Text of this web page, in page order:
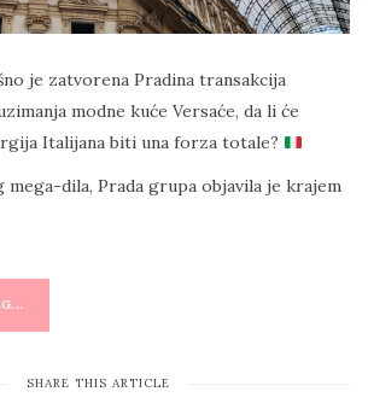
je zatvorena Pradina transakcija
modne kuće Versaće, da li će
Italijana biti una forza totale?
mega-dila, Prada grupa objavila je krajem
SHARE THIS ARTICLE